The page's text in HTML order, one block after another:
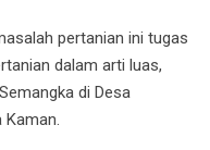
pertanian ini tugas
dalam arti luas,
di Desa
Kaman.